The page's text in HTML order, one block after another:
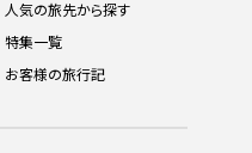
人気の旅先から探す
特集一覧
お客様の旅行記